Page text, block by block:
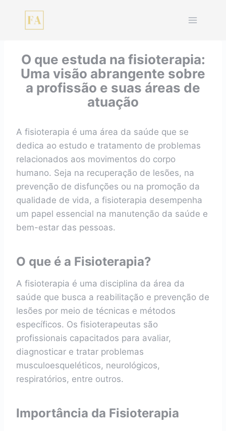
O que estuda na fisioterapia:
Uma visão abrangente sobre
a profissão e suas áreas de
atuação
A fisioterapia é uma área da saúde que se
dedica ao estudo e tratamento de problemas
relacionados aos movimentos do corpo
humano. Seja na recuperação de lesões, na
prevenção de disfunções ou na promoção da
qualidade de vida, a fisioterapia desempenha
um papel essencial na manutenção da saúde e
bem-estar das pessoas.
O que é a Fisioterapia?
A fisioterapia é uma disciplina da área da
saúde que busca a reabilitação e prevenção de
lesões por meio de técnicas e métodos
específicos. Os fisioterapeutas são
profissionais capacitados para avaliar,
diagnosticar e tratar problemas
musculoesqueléticos, neurológicos,
respiratórios, entre outros.
Importância da Fisioterapia